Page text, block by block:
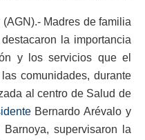
Madres de familia
la importancia
y los servicios que el
comunidades, durante
al centro de Salud de
Bernardo Arévalo y
supervisaron la